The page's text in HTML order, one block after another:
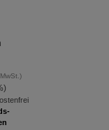
)